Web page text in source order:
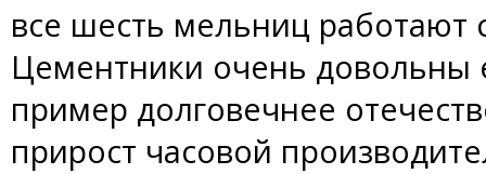
все шесть мельниц работают
Цементники очень довольны
пример долговечнее
прирост часовой